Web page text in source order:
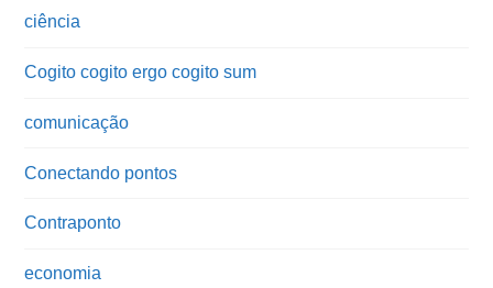
ciência
Cogito cogito ergo cogito sum
comunicação
Conectando pontos
Contraponto
economia